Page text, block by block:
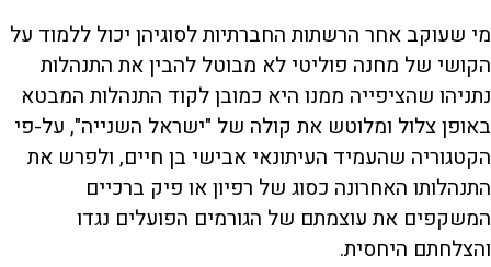
מי שעוקב אחר הרשתות החברתיות לסוגיהן יכול ללמוד על
הקושי של מחנה פוליטי לא מבוטל להבין את התנהלות
נתניהו שהציפייה ממנו היא כמובן לקוד התנהלות המבטא
באופן צלול ומלוטש את קולה של "ישראל השנייה", על-פי
הקטגוריה שהעמיד העיתונאי אבישי בן חיים, ולפרש את
התנהלותו האחרונה כסוג של רפיון או פיק ברכיים
המשקפים את עוצמתם של הגורמים הפועלים נגדו
והצלחתם היחסית.